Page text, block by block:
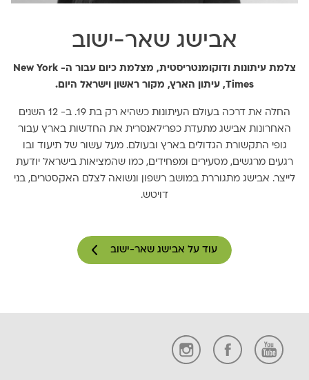
אבישג שאר-ישוב
צלמת עיתונות ודוקומנטריסטית, מצלמת כיום עבור ה- New York
Times, עיתון הארץ, מקור ראשון וישראל היום.
החלה את דרכה בעולם העיתונות כשהיא רק בת 19. ב- 12 השנים
האחרונות אבישג מתעדת כפרילאנסרית את החדשות בארץ עבור
גופי התקשורת הגדולים בארץ ובעולם. מעל עשור של תיעוד ובו
רגעים מרגשים, מסעירים ומפחידים, כמו שהמציאות בישראל יודעת
לייצר. אבישג מתגוררת במושב רשפון ונשואה לצלם האקסטרים, בני
דויטש.
עוד על אבישג שאר-ישוב